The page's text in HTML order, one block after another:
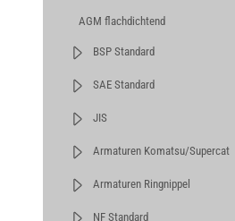
AGM flachdichtend
BSP Standard
SAE Standard
JIS
Armaturen Komatsu/Supercat
Armaturen Ringnippel
NF Standard